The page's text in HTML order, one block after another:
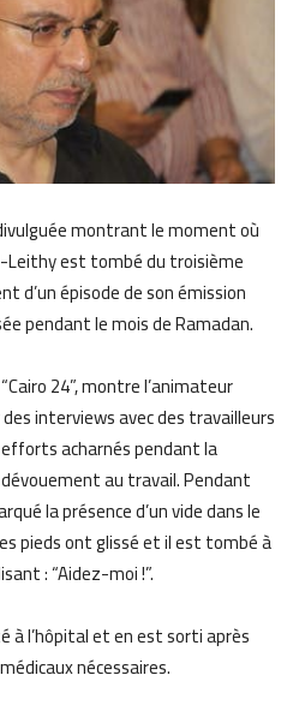
montrant le moment où
Leithy est tombé du troisième
d’un épisode de son émission
pendant le mois de Ramadan.
24”, montre l’animateur
interviews avec des travailleurs
acharnés pendant la
au travail. Pendant
la présence d’un vide dans le
pieds ont glissé et il est tombé à
: “Aidez-moi !”.
à l’hôpital et en est sorti après
nécessaires.